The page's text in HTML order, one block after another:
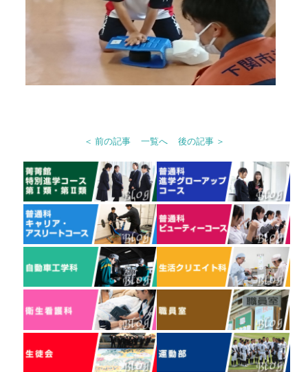
＜ 前の記事 一覧へ 後の記事 ＞